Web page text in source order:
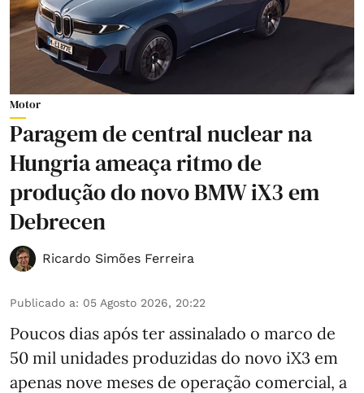
Motor
Paragem de central nuclear na
Hungria ameaça ritmo de
produção do novo BMW iX3 em
Debrecen
Ricardo Simões Ferreira
Publicado a: 05 Agosto 2026, 20:22
Poucos dias após ter assinalado o marco de
50 mil unidades produzidas do novo iX3 em
apenas nove meses de operação comercial, a